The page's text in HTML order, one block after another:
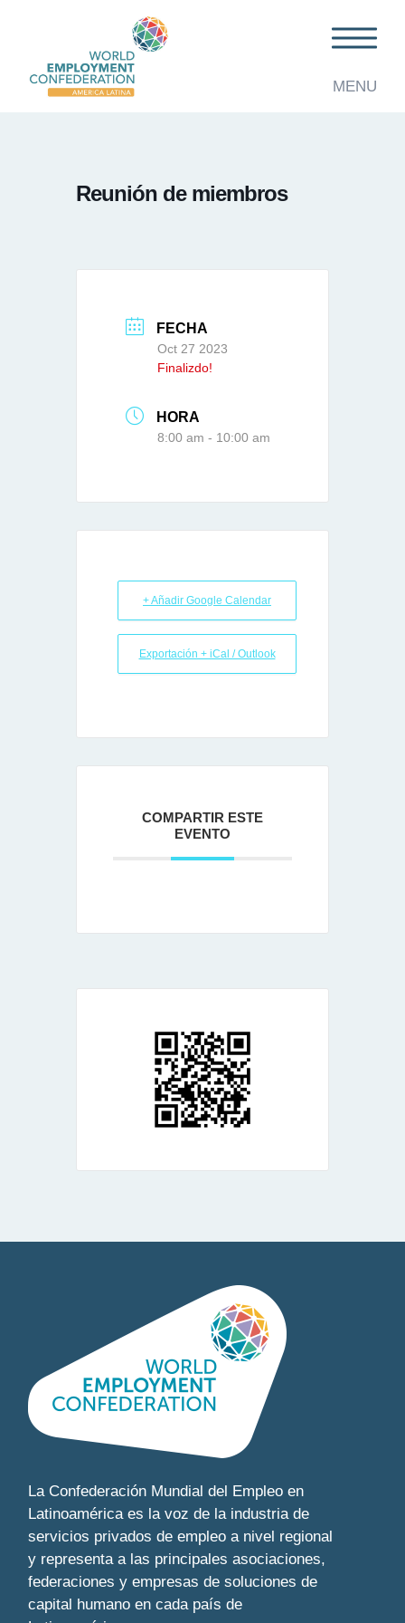
MENU
Reunión de miembros
FECHA
Oct 27 2023
Finalizdo!
HORA
8:00 am - 10:00 am
+ Añadir Google Calendar
Exportación + iCal / Outlook
COMPARTIR ESTE
EVENTO
La Confederación Mundial del Empleo en
Latinoamérica es la voz de la industria de
servicios privados de empleo a nivel regional
y representa a las principales asociaciones,
federaciones y empresas de soluciones de
capital humano en cada país de